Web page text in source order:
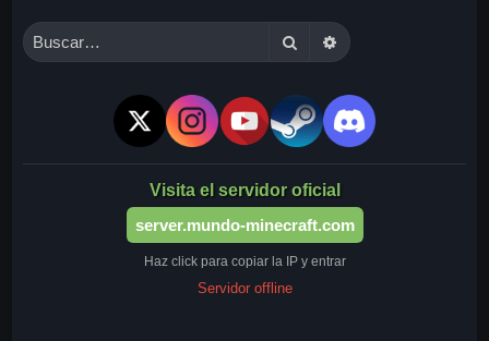
BuscarBúsqueda avanzada
Visita el servidor oficial
server.mundo-minecraft.com
Haz click para copiar la IP y entrar
Servidor offline